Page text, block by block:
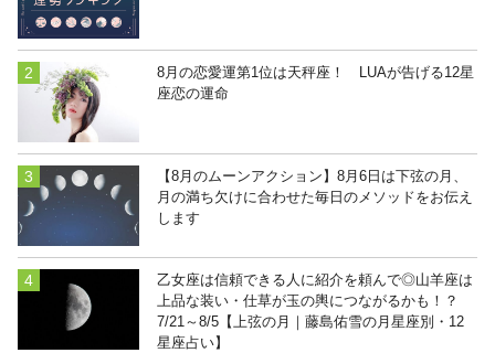
8月の恋愛運第1位は天秤座！ LUAが告げる12星
座恋の運命
【8月のムーンアクション】8月6日は下弦の月、
月の満ち欠けに合わせた毎日のメソッドをお伝え
します
乙女座は信頼できる人に紹介を頼んで◎山羊座は
上品な装い・仕草が玉の輿につながるかも！？
7/21～8/5【上弦の月｜藤島佑雪の月星座別・12
星座占い】